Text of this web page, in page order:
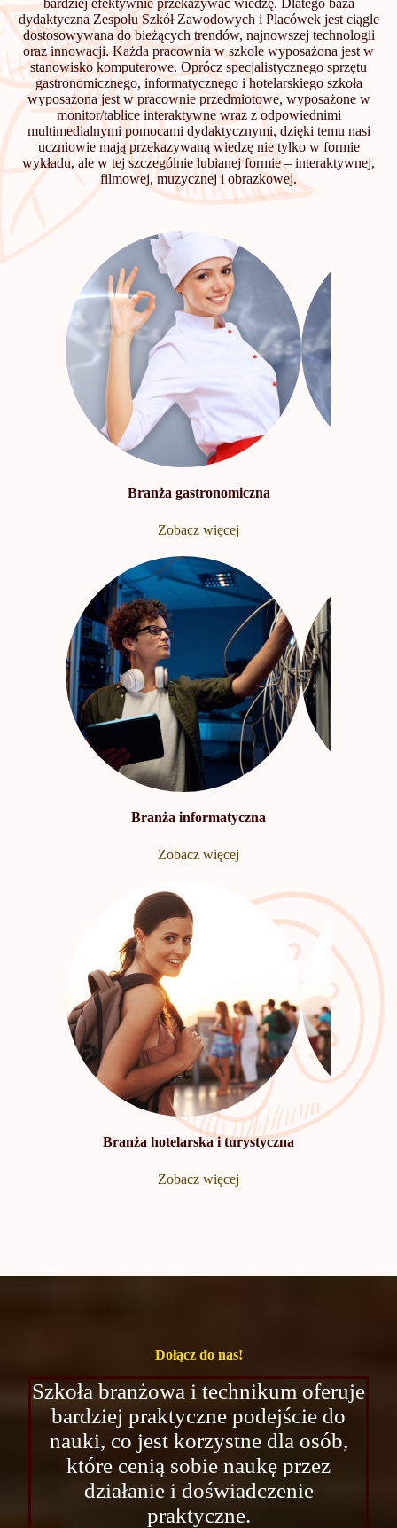
dydaktyczna Zespołu Szkół Zawodowych i Placówek jest ciągle
dostosowywana do bieżących trendów, najnowszej technologii
oraz innowacji. Każda pracownia w szkole wyposażona jest w
stanowisko komputerowe. Oprócz specjalistycznego sprzętu
gastronomicznego, informatycznego i hotelarskiego szkoła
wyposażona jest w pracownie przedmiotowe, wyposażone w
monitor/tablice interaktywne wraz z odpowiednimi
multimedialnymi pomocami dydaktycznymi, dzięki temu nasi
uczniowie mają przekazywaną wiedzę nie tylko w formie
wykładu, ale w tej szczególnie lubianej formie – interaktywnej,
filmowej, muzycznej i obrazkowej.
Branża gastronomiczna
Zobacz więcej
Branża informatyczna
Zobacz więcej
Branża hotelarska i turystyczna
Zobacz więcej
Dołącz do nas!
Szkoła branżowa i technikum oferuje
bardziej praktyczne podejście do
nauki, co jest korzystne dla osób,
które cenią sobie naukę przez
działanie i doświadczenie
praktyczne.